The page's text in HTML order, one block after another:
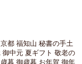
都 福知山 秘書の手土
中元 夏ギフト 敬老の
暮 御歳暮 お年賀 御年